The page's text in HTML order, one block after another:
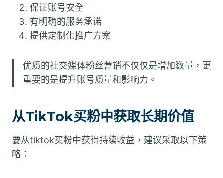
保证账号安全
有明确的服务承诺
提供定制化推广方案
优质的社交媒体粉丝营销不仅仅是增加数量，更
重要的是提升账号质量和影响力。
从TikTok买粉中获取长期价值
要从tiktok买粉中获得持续收益，建议采取以下策
略：